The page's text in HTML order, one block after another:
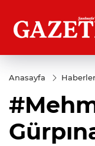
Anasayfa Haberler